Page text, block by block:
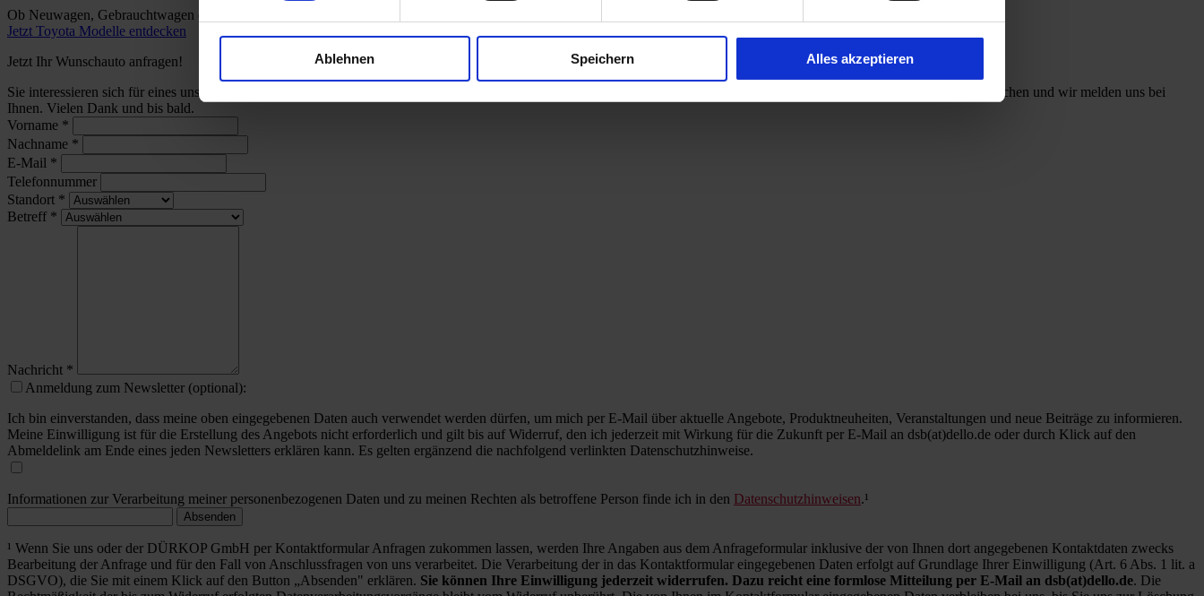
Ablehnen Speichern Alles akzeptieren
Ob Neuwagen, Gebrauchtwagen oder individuelles Angebot – bei uns finden Sie Ihr passendes Toyota Fahrzeug.
Jetzt Toyota Modelle entdecken
Jetzt Ihr Wunschauto anfragen!
Sie interessieren sich für eines unserer Toyota-Modelle und wünschen eine Kontaktaufnahme? Sehr gerne! Teilen Sie uns einfach im Betreff mit, welchen Kontaktweg Sie wünschen und wir melden uns bei
Ihnen. Vielen Dank und bis bald.
Vorname *
Nachname *
E-Mail *
Telefonnummer
Standort *
Betreff *
Nachricht *
Anmeldung zum Newsletter (optional):
Ich bin einverstanden, dass meine oben eingegebenen Daten auch verwendet werden dürfen, um mich per E-Mail über aktuelle Angebote, Produktneuheiten, Veranstaltungen und neue Beiträge zu informieren.
Meine Einwilligung ist für die Erstellung des Angebots nicht erforderlich und gilt bis auf Widerruf, den ich jederzeit mit Wirkung für die Zukunft per E-Mail an dsb(at)dello.de oder durch Klick auf den
Abmeldelink am Ende eines jeden Newsletters erklären kann. Es gelten ergänzend die nachfolgend verlinkten Datenschutzhinweise.
Informationen zur Verarbeitung meiner personenbezogenen Daten und zu meinen Rechten als betroffene Person finde ich in den Datenschutzhinweisen.¹
Absenden
¹ Wenn Sie uns oder der DÜRKOP GmbH per Kontaktformular Anfragen zukommen lassen, werden Ihre Angaben aus dem Anfrageformular inklusive der von Ihnen dort angegebenen Kontaktdaten zwecks
Bearbeitung der Anfrage und für den Fall von Anschlussfragen von uns verarbeitet. Die Verarbeitung der in das Kontaktformular eingegebenen Daten erfolgt auf Grundlage Ihrer Einwilligung (Art. 6 Abs. 1 lit. a
DSGVO), die Sie mit einem Klick auf den Button „Absenden" erklären. Sie können Ihre Einwilligung jederzeit widerrufen. Dazu reicht eine formlose Mitteilung per E-Mail an dsb(at)dello.de. Die